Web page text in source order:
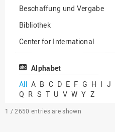
Beschaffung und Vergabe
Bibliothek
Center for International
Mobility
Center for International
Chancengerechtigkeit
eLearning Competence
Alphabet
All A B C D E F G H I J
Q R S T U V W Y Z
1 / 2650 entries are shown